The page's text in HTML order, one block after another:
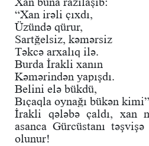
“Xan irəli çıxdı,
Üzündə qürur,
Sartğelsiz, kəmərsiz
Təkcə arxalıq ilə.
Burda İrakli xanın
Kəmərindən yapışdı.
Belini elə bükdü,
Bıçaqla oynağı bükən
İrakli qələbə çaldı, xan
asanca Gürcüstanı
olunur!